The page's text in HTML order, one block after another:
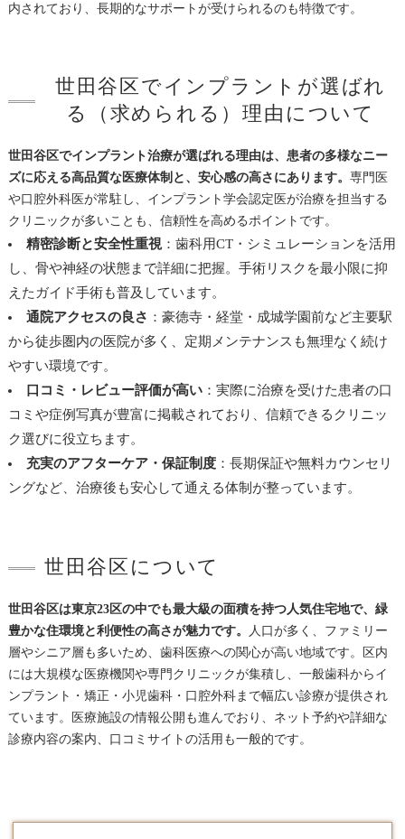
内されており、長期的なサポートが受けられるのも特徴です。
世田谷区でインプラントが選ばれ
る（求められる）理由について
世田谷区でインプラント治療が選ばれる理由は、患者の多様なニー
ズに応える高品質な医療体制と、安心感の高さにあります。 専門医
や口腔外科医が常駐し、インプラント学会認定医が治療を担当する
クリニックが多いことも、信頼性を高めるポイントです。
精密診断と安全性重視：歯科用CT・シミュレーションを活用
し、骨や神経の状態まで詳細に把握。手術リスクを最小限に抑
えたガイド手術も普及しています。
通院アクセスの良さ ：豪徳寺・経堂・成城学園前など主要駅
から徒歩圏内の医院が多く、定期メンテナンスも無理なく続け
やすい環境です。
口コミ・レビュー評価が高い：実際に治療を受けた患者の口
コミや症例写真が豊富に掲載されており、信頼できるクリニッ
ク選びに役立ちます。
充実のアフターケア・保証制度：長期保証や無料カウンセリ
ングなど、治療後も安心して通える体制が整っています。
世田谷区について
世田谷区は東京23区の中でも最大級の面積を持つ人気住宅地で、緑
豊かな住環境と利便性の高さが魅力です。
人口が多く、ファミリー
層やシニア層も多いため、歯科医療への関心が高い地域です。区内
には大規模な医療機関や専門クリニックが集積し、一般歯科からイ
ンプラント・矯正・小児歯科・口腔外科まで幅広い診療が提供され
ています。医療施設の情報公開も進んでおり、ネット予約や詳細な
診療内容の案内、口コミサイトの活用も一般的です。